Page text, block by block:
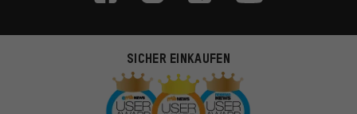
SICHER EINKAUFEN